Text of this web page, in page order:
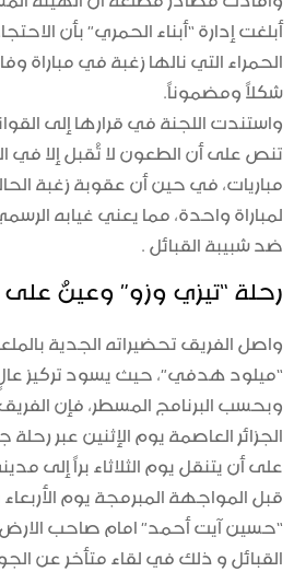
أبلغت إدارة “أبناء الحمري” بأن
الحمراء التي نالها زغبة في
شكلاً ومضموناً.
واستندت اللجنة في قرارها إلى
مباريات، في حين أن عقوبة زغبة
لمباراة واحدة، مما يعني غيابه
ضد شبيبة القبائل .
رحلة “تيزي وزو” وعينٌ على
واصل الفريق تحضيراته الجدية
“ميلود هدفي”، حيث يسود تركيز عالٍ
وبحسب البرنامج المسطر، فإن
الجزائر العاصمة يوم الإثنين عبر رحلة
على أن يتنقل يوم الثلاثاء براً إلى
قبل المواجهة المبرمجة يوم
“حسين آيت أحمد” امام صاحب
القبائل و ذلك في لقاء متأخر عن الجولة